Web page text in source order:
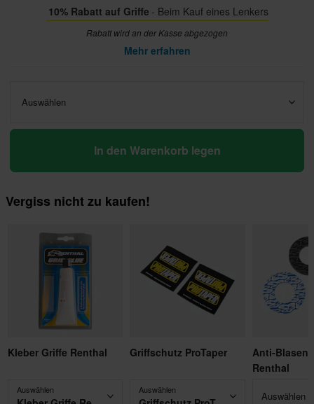
10% Rabatt auf Griffe - Beim Kauf eines Lenkers
Rabatt wird an der Kasse abgezogen
Mehr erfahren
Auswählen
In den Warenkorb legen
Vergiss nicht zu kaufen!
Kleber Griffe Renthal
Auswählen
Griffschutz ProTaper
Auswählen
Anti-Blasen
Renthal
Auswählen -